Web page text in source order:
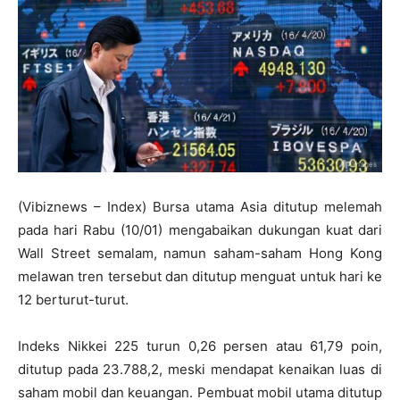
(Vibiznews – Index) Bursa utama Asia ditutup melemah
pada hari Rabu (10/01) mengabaikan dukungan kuat dari
Wall Street semalam, namun saham-saham Hong Kong
melawan tren tersebut dan ditutup menguat untuk hari ke
12 berturut-turut.
Indeks Nikkei 225 turun 0,26 persen atau 61,79 poin,
ditutup pada 23.788,2, meski mendapat kenaikan luas di
saham mobil dan keuangan. Pembuat mobil utama ditutup